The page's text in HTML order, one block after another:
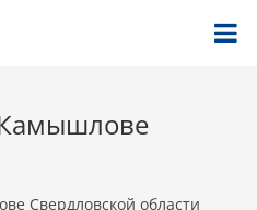
Свердловской области